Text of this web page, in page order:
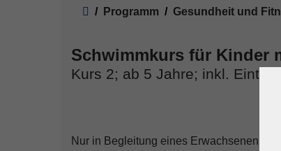
Programm Gesundheit und
Schwimmkurs für Kinder
Kurs 2; ab 5 Jahre; inkl. Eintritt
Nur in Begleitung eines Erwachsenen.